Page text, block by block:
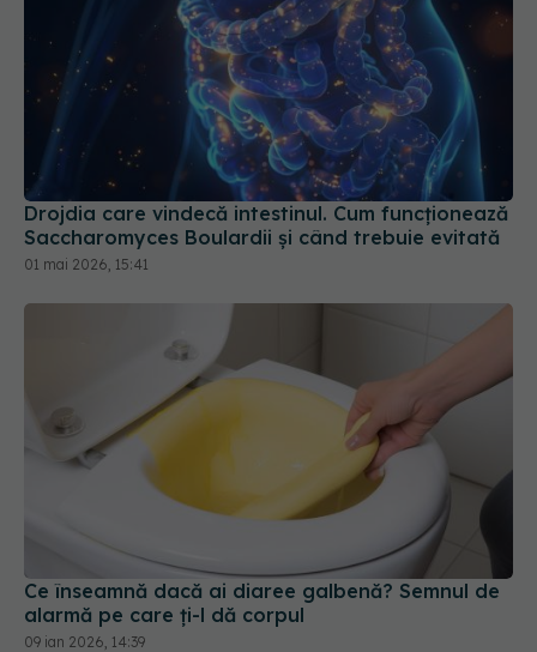
Drojdia care vindecă intestinul. Cum funcționează
Saccharomyces Boulardii și când trebuie evitată
01 mai 2026, 15:41
Ce înseamnă dacă ai diaree galbenă? Semnul de
alarmă pe care ți-l dă corpul
09 ian 2026, 14:39